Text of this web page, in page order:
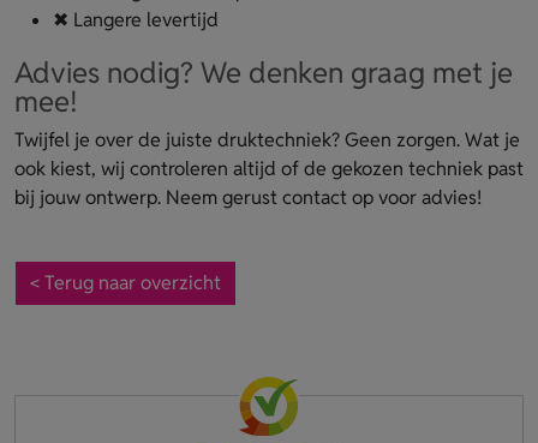
✖ Langere levertijd
Advies nodig? We denken graag met je
mee!
Twijfel je over de juiste druktechniek? Geen zorgen. Wat je
ook kiest, wij controleren altijd of de gekozen techniek past
bij jouw ontwerp. Neem gerust contact op voor advies!
< Terug naar overzicht